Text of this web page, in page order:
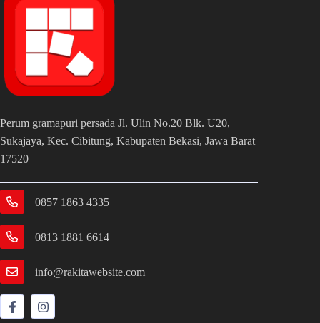
Perum gramapuri persada Jl. Ulin No.20 Blk. U20,
Sukajaya, Kec. Cibitung, Kabupaten Bekasi, Jawa Barat
17520
0857 1863 4335
0813 1881 6614
info@rakitawebsite.com